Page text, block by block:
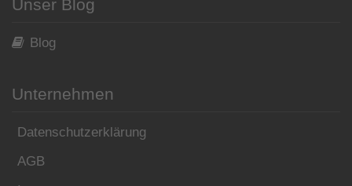
Unser Blog
Blog
Unternehmen
Datenschutzerklärung
AGB